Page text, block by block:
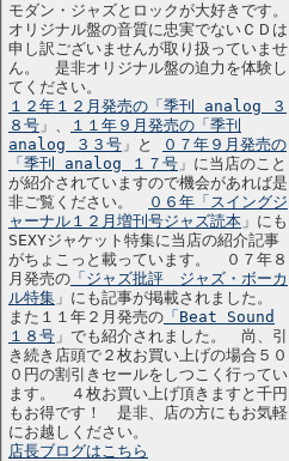
モダン・ジャズとロックが大好きです。
オリジナル盤の音質に忠実でないＣＤは
申し訳ございませんが取り扱っていませ
ん。 是非オリジナル盤の迫力を体験し
てください。
１２年１２月発売の「季刊 analog ３
８号 」、
１１年９月発売の「季刊
analog ３３号 」と
０７年９月発売の
「季刊 analog １７号 」に当店のこと
が紹介されていますので機会があれば是
非ご覧ください。
０６年「スイングジ
ャーナル１２月増刊号ジャズ読本 」にも
SEXYジャケット特集に当店の紹介記事
がちょこっと載っています。 ０７年８
月発売の 「ジャズ批評 ジャズ・ボーカ
ル特集 」にも記事が掲載されました。
また１１年２月発売の 「Beat Sound
１８号 」でも紹介されました。 尚、引
き続き店頭で２枚お買い上げの場合５０
０円の割引きセールをしつこく行ってい
ます。 ４枚お買い上げ頂きますと千円
もお得です！ 是非、店の方にもお気軽
にお越しください。
店長ブログはこちら